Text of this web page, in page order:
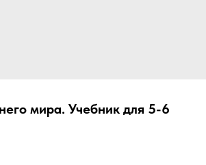
мира. Учебник для 5-6